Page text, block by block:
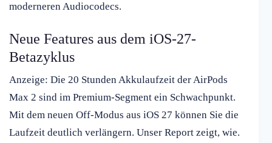
moderneren Audiocodecs.
Neue Features aus dem iOS-27-
Betazyklus
Anzeige: Die 20 Stunden Akkulaufzeit der AirPods
Max 2 sind im Premium-Segment ein Schwachpunkt.
Mit dem neuen Off-Modus aus iOS 27 können Sie die
Laufzeit deutlich verlängern. Unser Report zeigt, wie.